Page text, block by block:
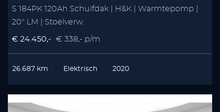
S 184PK 120Ah Schuifdak | H&K | Warmtepomp |
20" LM | Stoelverw.
€ 24.450,- € 338,- p/m
26.687 km Elektrisch 2020